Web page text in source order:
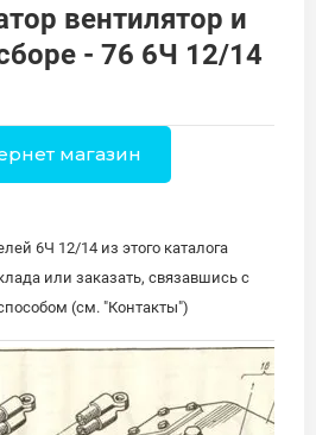
вентилятор и
- 76 6Ч 12/14
магазин
6Ч 12/14 из этого каталога
или заказать, связавшись с
(см. "Контакты")